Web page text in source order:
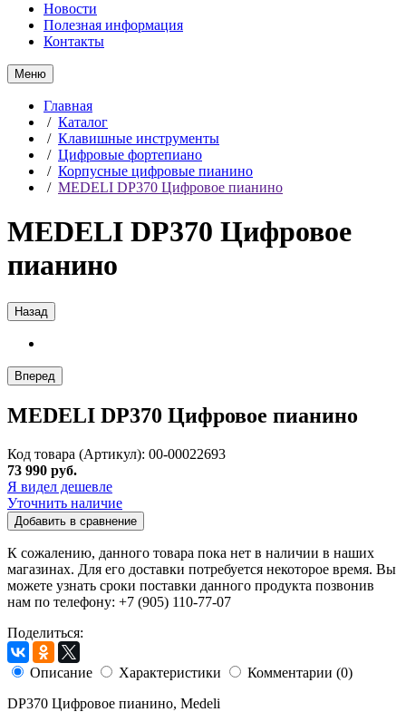
Новости
Полезная информация
Контакты
Меню
Главная
/ Каталог
/ Клавишные инструменты
/ Цифровые фортепиано
/ Корпусные цифровые пианино
/ MEDELI DP370 Цифровое пианино
MEDELI DP370 Цифровое
пианино
Назад
Вперед
MEDELI DP370 Цифровое пианино
Код товара (Артикул): 00-00022693
73 990 руб.
Я видел дешевле
Уточнить наличие
Добавить в сравнение
К сожалению, данного товара пока нет в наличии в наших
магазинах. Для его доставки потребуется некоторое время. Вы
можете узнать сроки поставки данного продукта позвонив
нам по телефону: +7 (905) 110-77-07
Поделиться:
Описание Характеристики
Комментарии (0)
DP370 Цифровое пианино, Medeli